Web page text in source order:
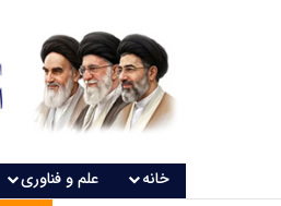
خانه علم و فناوری